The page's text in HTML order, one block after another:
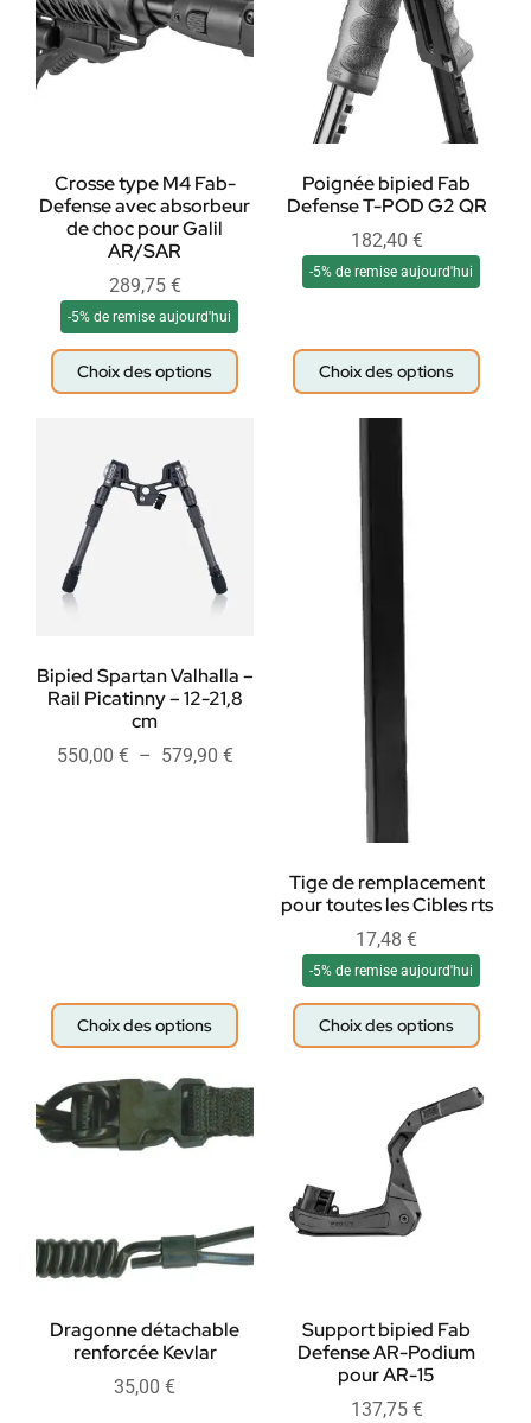
Crosse type M4 Fab-
Defense avec absorbeur
de choc pour Galil
AR/SAR
289,75 €
-5% de remise aujourd'hui
Choix des options
Poignée bipied Fab
Defense T-POD G2 QR
182,40 €
-5% de remise aujourd'hui
Choix des options
Bipied Spartan Valhalla –
Rail Picatinny – 12-21,8
cm
550,00 € – 579,90 €
Choix des options
Tige de remplacement
pour toutes les Cibles rts
17,48 €
-5% de remise aujourd'hui
Choix des options
Dragonne détachable
renforcée Kevlar
35,00 €
Support bipied Fab
Defense AR-Podium
pour AR-15
137,75 €